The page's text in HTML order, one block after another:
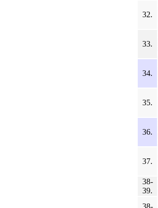
32.
33.
34.
35.
36.
37.
38-
39.
38-